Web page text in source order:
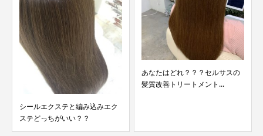
シールエクステと編み込みエク
ステどっちがいい？？
あなたはどれ？？？セルサスの
髪質改善トリートメント...